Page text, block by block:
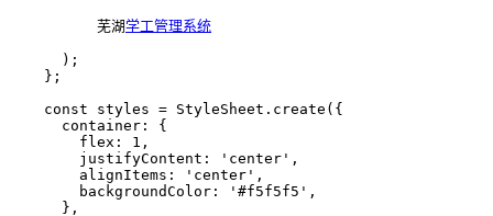
芜湖学工管理系统
      );
    };
    const styles = StyleSheet.create({
      container: {
        flex: 1,
        justifyContent: 'center',
        alignItems: 'center',
        backgroundColor: '#f5f5f5',
      },